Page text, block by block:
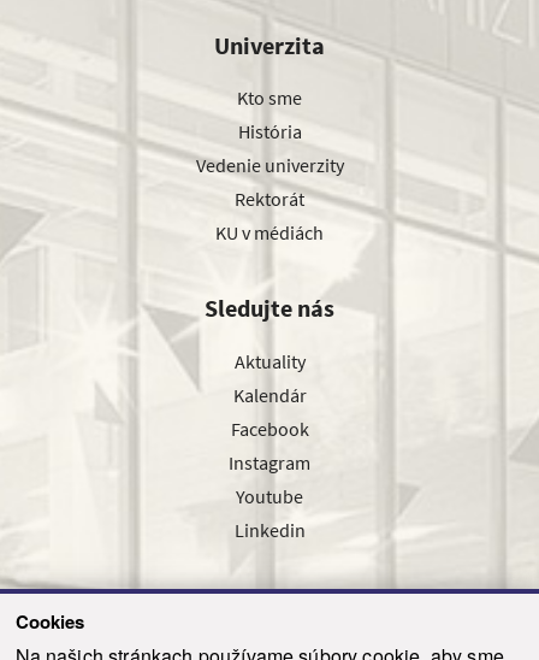
Cookies
Univerzita
Kto sme
História
Vedenie univerzity
Rektorát
KU v médiách
Sledujte nás
Aktuality
Kalendár
Facebook
Instagram
Youtube
Linkedin